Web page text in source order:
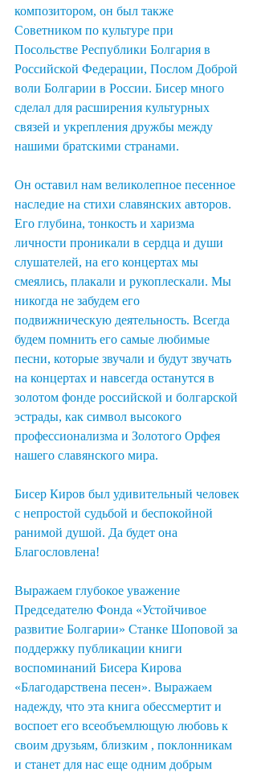
композитором, он был также
Советником по культуре при
Посольстве Республики Болгария в
Российской Федерации, Послом Доброй
воли Болгарии в России. Бисер много
сделал для расширения культурных
связей и укрепления дружбы между
нашими братскими странами.
Он оставил нам великолепное песенное
наследие на стихи славянских авторов.
Его глубина, тонкость и харизма
личности проникали в сердца и души
слушателей, на его концертах мы
смеялись, плакали и рукоплескали. Мы
никогда не забудем его
подвижническую деятельность. Всегда
будем помнить его самые любимые
песни, которые звучали и будут звучать
на концертах и навсегда останутся в
золотом фонде российской и болгарской
эстрады, как символ высокого
профессионализма и Золотого Орфея
нашего славянского мира.
Бисер Киров был удивительный человек
с непростой судьбой и беспокойной
ранимой душой. Да будет она
Благословлена!
Выражаем глубокое уважение
Председателю Фонда «Устойчивое
развитие Болгарии» Станке Шоповой за
поддержку публикации книги
воспоминаний Бисера Кирова
«Благодарствена песен». Выражаем
надежду, что эта книга обессмертит и
воспоет его всеобъемлющую любовь к
своим друзьям, близким , поклонникам
и станет для нас еще одним добрым